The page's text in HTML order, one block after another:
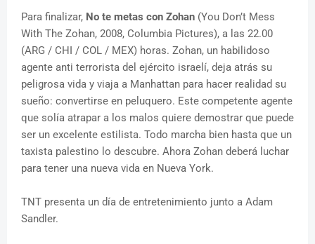
Para finalizar, No te metas con Zohan (You Don’t Mess
With The Zohan, 2008, Columbia Pictures), a las 22.00
(ARG / CHI / COL / MEX) horas. Zohan, un habilidoso
agente anti terrorista del ejército israelí, deja atrás su
peligrosa vida y viaja a Manhattan para hacer realidad su
sueño: convertirse en peluquero. Este competente agente
que solía atrapar a los malos quiere demostrar que puede
ser un excelente estilista. Todo marcha bien hasta que un
taxista palestino lo descubre. Ahora Zohan deberá luchar
para tener una nueva vida en Nueva York.
TNT presenta un día de entretenimiento junto a Adam
Sandler.